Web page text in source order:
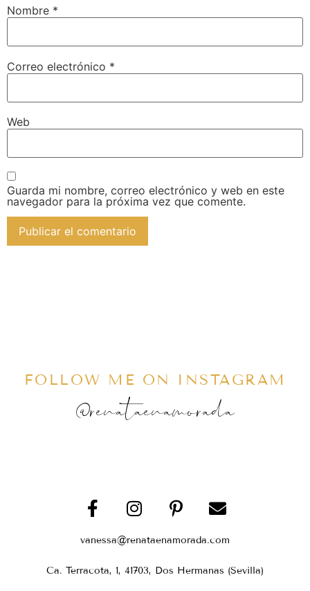
Nombre *
Correo electrónico *
Web
Guarda mi nombre, correo electrónico y web en este
navegador para la próxima vez que comente.
FOLLOW ME ON INSTAGRAM
@renataenamorada
vanessa@renataenamorada.com
Ca. Terracota, 1, 41703, Dos Hermanas (Sevilla)